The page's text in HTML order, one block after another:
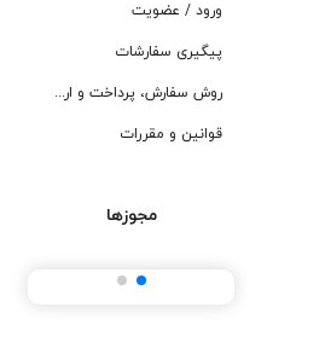
ورود / عضویت
پیگیری سفارشات
روش سفارش، پرداخت و ارسال
قوانین و مقررات
مجوزها